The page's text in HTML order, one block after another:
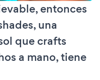
entonces
una
que crafts
a mano, tiene